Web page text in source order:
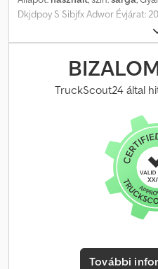
Dkjdpoy S Sibjfx Adwor Évjárat:
Súly: 8625 kg. Maximális súly:
Légsuspenszió. Forgatózárak.
mm. Szélesség: 2550 mm.
kibővíthető. Gumiabroncsok:
Német gyártmányú pótkocsi!
közzétett összes hirdetésre,
Heinhuis által kötött összes
megelőző tárgyalásokra.
elfogadja a Heinhuis általános
alkalmazhatóságát, és
ezekkel a feltételekkel. Áraink
információk = Gyártási év: 2002
terhelés: 15375 kg Megengedett
TruckScout24 által
További